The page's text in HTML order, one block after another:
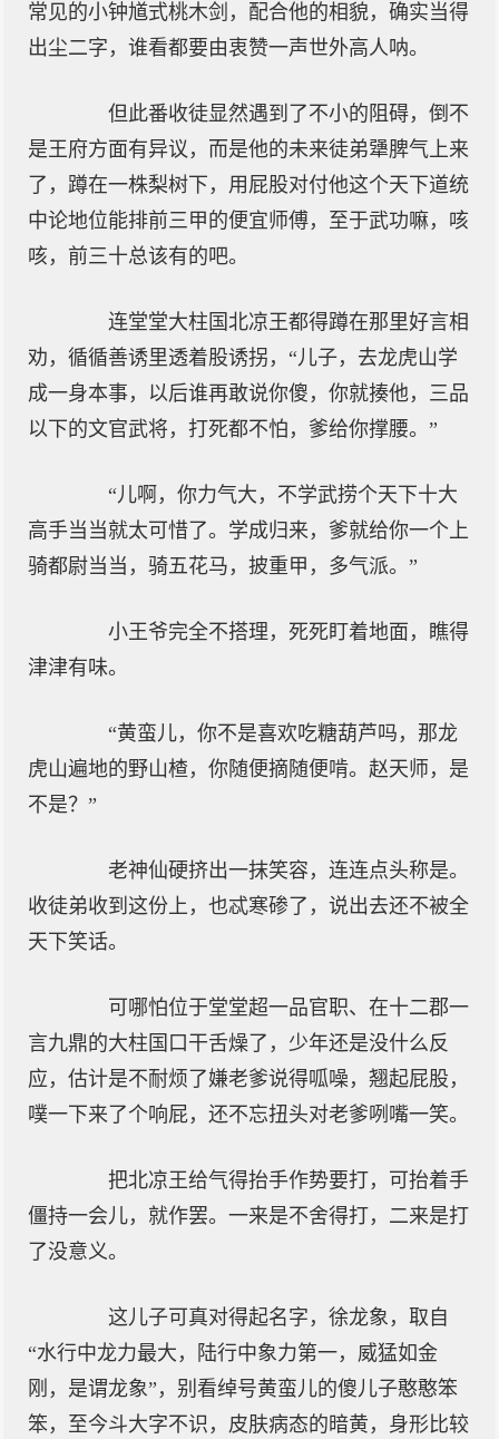
常见的小钟馗式桃木剑，配合他的相貌，确实当得
出尘二字，谁看都要由衷赞一声世外高人呐。
但此番收徒显然遇到了不小的阻碍，倒不
是王府方面有异议，而是他的未来徒弟犟脾气上来
了，蹲在一株梨树下，用屁股对付他这个天下道统
中论地位能排前三甲的便宜师傅，至于武功嘛，咳
咳，前三十总该有的吧。
连堂堂大柱国北凉王都得蹲在那里好言相
劝，循循善诱里透着股诱拐，“儿子，去龙虎山学
成一身本事，以后谁再敢说你傻，你就揍他，三品
以下的文官武将，打死都不怕，爹给你撑腰。”
“儿啊，你力气大，不学武捞个天下十大
高手当当就太可惜了。学成归来，爹就给你一个上
骑都尉当当，骑五花马，披重甲，多气派。”
小王爷完全不搭理，死死盯着地面，瞧得
津津有味。
“黄蛮儿，你不是喜欢吃糖葫芦吗，那龙
虎山遍地的野山楂，你随便摘随便啃。赵天师，是
不是？”
老神仙硬挤出一抹笑容，连连点头称是。
收徒弟收到这份上，也忒寒碜了，说出去还不被全
天下笑话。
可哪怕位于堂堂超一品官职、在十二郡一
言九鼎的大柱国口干舌燥了，少年还是没什么反
应，估计是不耐烦了嫌老爹说得呱噪，翘起屁股，
噗一下来了个响屁，还不忘扭头对老爹咧嘴一笑。
把北凉王给气得抬手作势要打，可抬着手
僵持一会儿，就作罢。一来是不舍得打，二来是打
了没意义。
这儿子可真对得起名字，徐龙象，取自
“水行中龙力最大，陆行中象力第一，威猛如金
刚，是谓龙象”，别看绰号黄蛮儿的傻儿子憨憨笨
笨，至今斗大字不识，皮肤病态的暗黄，身形比较